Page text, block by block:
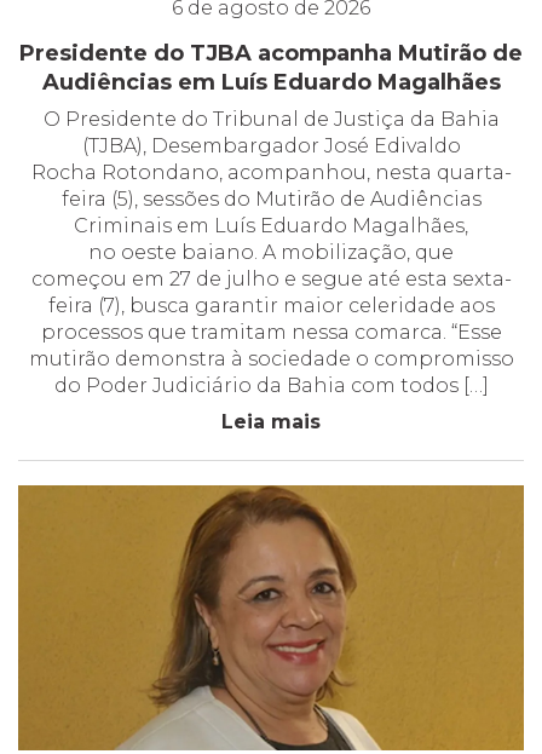
6 de agosto de 2026
Presidente do TJBA acompanha Mutirão de
Audiências em Luís Eduardo Magalhães
O Presidente do Tribunal de Justiça da Bahia
(TJBA), Desembargador José Edivaldo
Rocha Rotondano, acompanhou, nesta quarta-
feira (5), sessões do Mutirão de Audiências
Criminais em Luís Eduardo Magalhães,
no oeste baiano. A mobilização, que
começou em 27 de julho e segue até esta sexta-
feira (7), busca garantir maior celeridade aos
processos que tramitam nessa comarca. “Esse
mutirão demonstra à sociedade o compromisso
do Poder Judiciário da Bahia com todos […]
Leia mais